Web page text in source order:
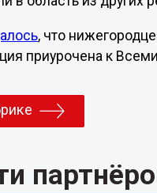
, что
приурочена к